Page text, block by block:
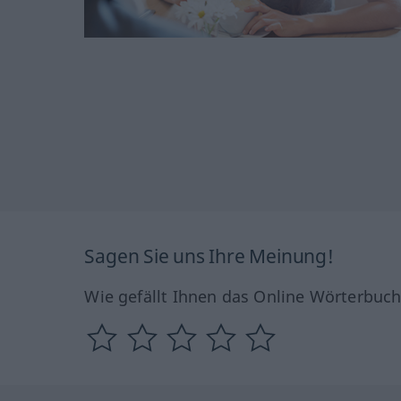
Sagen Sie uns Ihre Meinung!
Wie gefällt Ihnen das Online